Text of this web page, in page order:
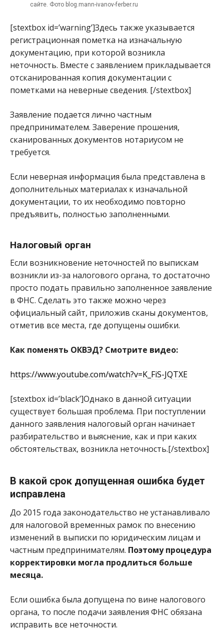
сайте. Фото blog.mann-ivanov-ferber.ru
[stextbox id=’warning’]Здесь также указывается
регистрационная пометка на изначальную
документацию, при которой возникла
неточность. Вместе с заявлением прикладывается
отсканированная копия документации с
пометками на неверные сведения. [/stextbox]
Заявление подается лично частным
предпринимателем. Заверение прошения,
сканированных документов нотариусом не
требуется.
Если неверная информация была представлена в
дополнительных материалах к изначальной
документации, то их необходимо повторно
предъявить, полностью заполненными.
Налоговый орган
Если возникновение неточностей по выпискам
возникли из-за налогового органа, то достаточно
просто подать правильно заполненное заявление
в ФНС. Сделать это также можно через
официальный сайт, приложив сканы документов,
отметив все места, где допущены ошибки.
Как поменять ОКВЭД? Смотрите видео:
https://www.youtube.com/watch?v=K_FiS-JQTXE
[stextbox id=’black’]Однако в данной ситуации
существует большая проблема. При поступлении
данного заявления налоговый орган начинает
разбирательство и выяснение, как и при каких
обстоятельствах, возникла неточность.[/stextbox]
В какой срок допущенная ошибка будет
исправлена
До 2015 года законодательство не устанавливало
для налоговой временных рамок по внесению
изменений в выписки по юридическим лицам и
частным предпринимателям. Поэтому процедура
корректировки могла продлиться больше
месяца.
Если ошибка была допущена по вине налогового
органа, то после подачи заявления ФНС обязана
исправить все неточности.